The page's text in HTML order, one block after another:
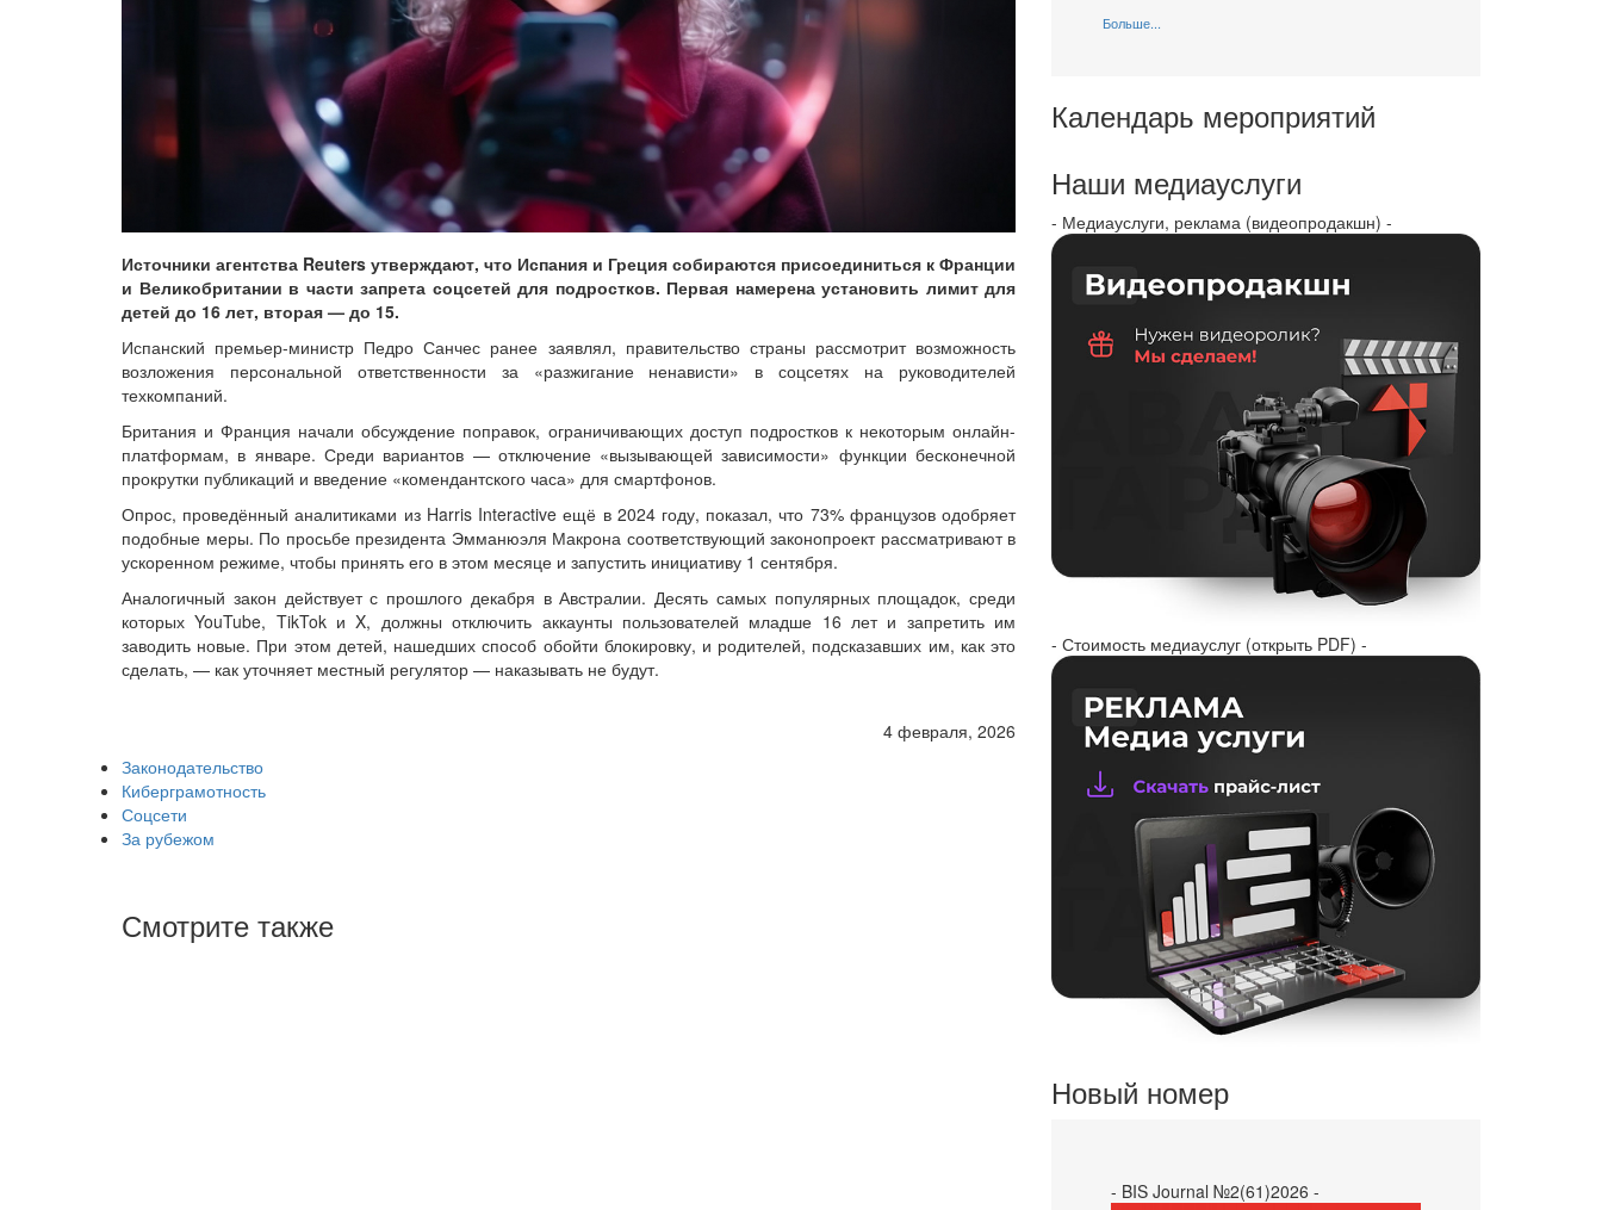
Источники агентства Reuters утверждают, что Испания и Греция собираются присоединиться к Франции
и Великобритании в части запрета соцсетей для подростков. Первая намерена установить лимит для
детей до 16 лет, вторая — до 15.
Испанский премьер-министр Педро Санчес ранее заявлял, правительство страны рассмотрит возможность
возложения персональной ответственности за «разжигание ненависти» в соцсетях на руководителей
техкомпаний.
Британия и Франция начали обсуждение поправок, ограничивающих доступ подростков к некоторым онлайн-
платформам, в январе. Среди вариантов — отключение «вызывающей зависимости» функции бесконечной
прокрутки публикаций и введение «комендантского часа» для смартфонов.
Опрос, проведённый аналитиками из Harris Interactive ещё в 2024 году, показал, что 73% французов одобряет
подобные меры. По просьбе президента Эмманюэля Макрона соответствующий законопроект рассматривают в
ускоренном режиме, чтобы принять его в этом месяце и запустить инициативу 1 сентября.
Аналогичный закон действует с прошлого декабря в Австралии. Десять самых популярных площадок, среди
которых YouTube, TikTok и X, должны отключить аккаунты пользователей младше 16 лет и запретить им
заводить новые. При этом детей, нашедших способ обойти блокировку, и родителей, подсказавших им, как это
сделать, — как уточняет местный регулятор — наказывать не будут.
4 февраля, 2026
Законодательство
Киберграмотность
Соцсети
За рубежом
Смотрите также
Больше...
Календарь мероприятий
Наши медиауслуги
- Медиауслуги, реклама (видеопродакшн) -
- Стоимость медиауслуг (открыть PDF) -
Новый номер
- BIS Journal №2(61)2026 -